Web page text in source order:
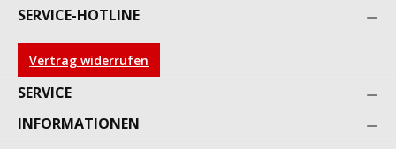
SERVICE-HOTLINE
Vertrag widerrufen
SERVICE
INFORMATIONEN